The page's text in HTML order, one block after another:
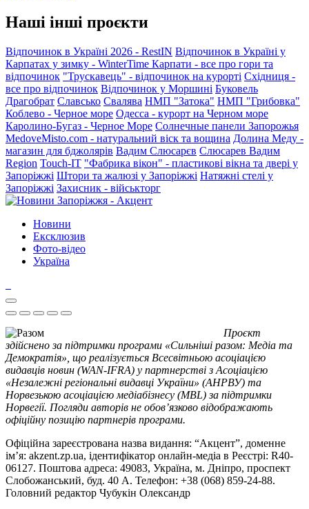
Наші інші проєкти
Відпочинок в Україні 2026 - RestIN Відпочинок в Україні у
Карпатах у зимку - WinterTime Карпати - все про гори та
відпочинок "Трускавець" - відпочинок на курорті Східниця -
все про відпочинок Відпочинок у Моршині Буковель
Драгобрат Славсько Свалява НМП "Затока" НМП "Грибовка"
Коблево - Черное море Одесса - курорт на Черном море
Каролино-Бугаз - Черное Море Солнечные панели Запорожья
MedoveMisto.com - натуральний віск та вощина Долина Меду -
магазин для бджолярів Вадим Слюсарєв Слюсарев Вадим
Region Touch-IT "Фабрика вікон" - пластикові вікна та двері у
Запоріжжі Штори та жалюзі у Запоріжжі Натяжні стелі у
Запоріжжі Захисник - військторг
Новини
Ексклюзив
Фото-відео
Україна
Проєкт
здійснено за підтримки програми «Сильніші разом: Медіа та
Демократія», що реалізується Всесвітньою асоціацією
видавців новин (WAN-IFRA) у партнерстві з Асоціацією
«Незалежні регіональні видавці України» (АНРВУ) та
Норвезькою асоціацією медіабізнесу (MBL) за підтримки
Норвегії. Погляди авторів не обов’язково відображають
офіційну позицію партнерів програми.
Офіційна зареєстрована назва видання: “Акцент”, доменне
ім’я: akzent.zp.ua, ідентифікатор онлайн-медіа в Реєстрі: R40-
06127. Поштова адреса: 49083, Україна, м. Дніпро, проспект
Слобожанський, буд. 40 А. Телефон: +38 (068) 859-24-88.
Головний редактор Чубукін Олександр